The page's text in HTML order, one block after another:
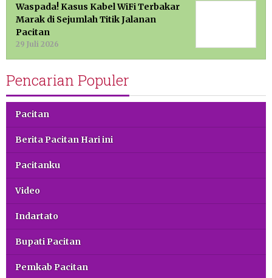
Waspada! Kasus Kabel WiFi Terbakar
Marak di Sejumlah Titik Jalanan
Pacitan
29 Juli 2026
Pencarian Populer
Pacitan
Berita Pacitan Hari ini
Pacitanku
Video
Indartato
Bupati Pacitan
Pemkab Pacitan